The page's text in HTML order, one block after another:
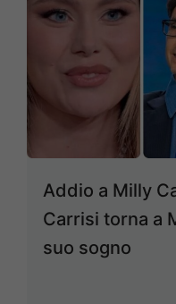
Addio a Milly
Carrisi torna a
suo sogno